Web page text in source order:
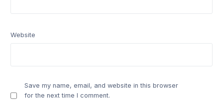
Website
Save my name, email, and website in this browser
for the next time I comment.